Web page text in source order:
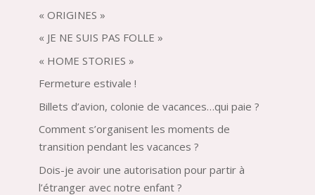
« ORIGINES »
« JE NE SUIS PAS FOLLE »
« HOME STORIES »
Fermeture estivale !
Billets d’avion, colonie de vacances…qui paie ?
Comment s’organisent les moments de
transition pendant les vacances ?
Dois-je avoir une autorisation pour partir à
l’étranger avec notre enfant ?